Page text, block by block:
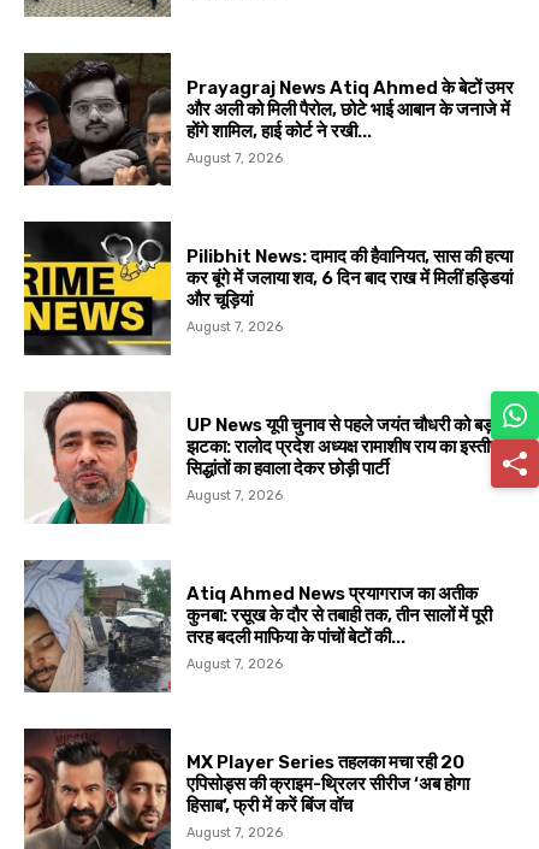
Prayagraj News Atiq Ahmed के बेटों उमर
और अली को मिली पैरोल, छोटे भाई आबान के जनाजे में
होंगे शामिल, हाई कोर्ट ने रखी...
August 7, 2026
Pilibhit News: दामाद की हैवानियत, सास की हत्या
कर बूंगे में जलाया शव, 6 दिन बाद राख में मिलीं हड्डियां
और चूड़ियां
August 7, 2026
UP News यूपी चुनाव से पहले जयंत चौधरी को बड़ा
झटका: रालोद प्रदेश अध्यक्ष रामाशीष राय का इस्तीफा,
सिद्धांतों का हवाला देकर छोड़ी पार्टी
August 7, 2026
Atiq Ahmed News प्रयागराज का अतीक
कुनबा: रसूख के दौर से तबाही तक, तीन सालों में पूरी
तरह बदली माफिया के पांचों बेटों की...
August 7, 2026
MX Player Series तहलका मचा रही 20
एपिसोड्स की क्राइम-थ्रिलर सीरीज ‘अब होगा
हिसाब’, फ्री में करें बिंज वॉच
August 7, 2026